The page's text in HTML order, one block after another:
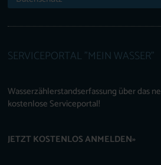
SERVICEPORTAL "MEIN WASSER"
Wasserzählerstandserfassung über das
kostenlose Serviceportal!
JETZT KOSTENLOS ANMELDEN»